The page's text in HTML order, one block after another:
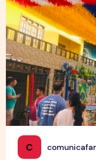
C